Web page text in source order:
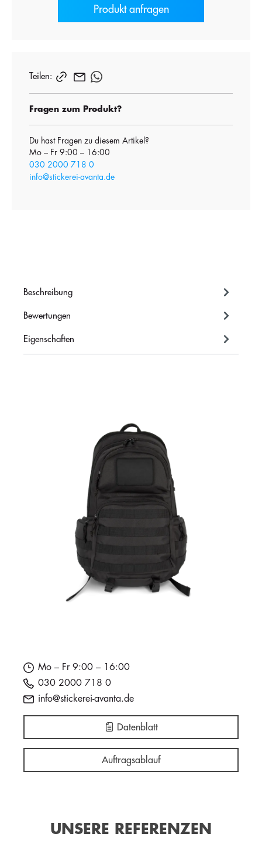
Produkt anfragen
Teilen:
Fragen zum Produkt?
Du hast Fragen zu diesem Artikel?
Mo – Fr 9:00 – 16:00
030 2000 718 0
info@stickerei-avanta.de
Beschreibung
Bewertungen
Eigenschaften
Mo – Fr 9:00 – 16:00
030 2000 718 0
info@stickerei-avanta.de
Datenblatt
Auftragsablauf
UNSERE REFERENZEN